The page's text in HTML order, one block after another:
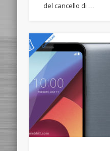
del cancello di …